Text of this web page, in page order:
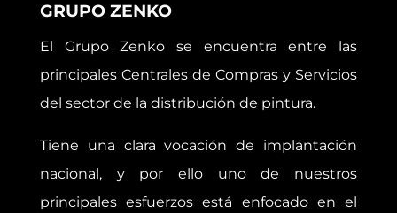
GRUPO ZENKO
El Grupo Zenko se encuentra entre las
principales Centrales de Compras y Servicios
del sector de la distribución de pintura.
Tiene una clara vocación de implantación
nacional, y por ello uno de nuestros
principales esfuerzos está enfocado en el